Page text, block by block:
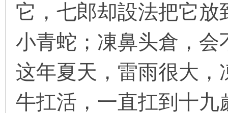
它，七郎却設法把它
小青蛇；凍鼻头倉，
这年夏天，雷雨很大
牛扛活，一直扛到十